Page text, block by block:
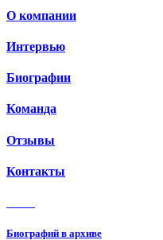
О компании
Интервью
Биографии
Команда
Отзывы
Контакты
Биографий в архиве